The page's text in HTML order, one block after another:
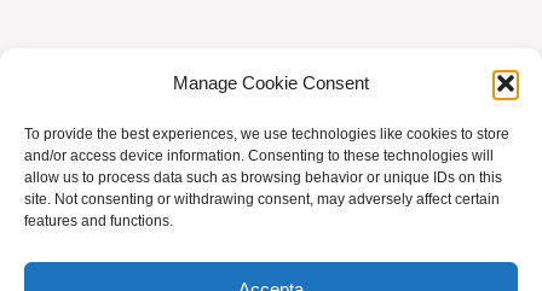
Manage Cookie Consent
To provide the best experiences, we use technologies like cookies to store
and/or access device information. Consenting to these technologies will
allow us to process data such as browsing behavior or unique IDs on this
site. Not consenting or withdrawing consent, may adversely affect certain
features and functions.
s
d
e
AVIS LEGAL | POLÍTICA DE PRIVACITAT
|
BUSQUES HOMEÒPATA?
ACCÉS SOCIS